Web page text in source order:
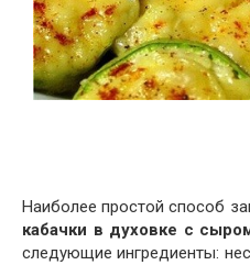
Наиболее простой способ
кабачки в духовке с
следующие ингредиенты: